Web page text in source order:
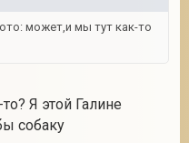
может,и мы тут как-то
Я этой Галине
собаку